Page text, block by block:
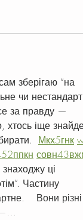
зберігаю “на
чи
за правду —
хтось іще
Мкх5гнк
52ппкн совн43вж
знаходжу ці
Частину
Вони різні:
—…